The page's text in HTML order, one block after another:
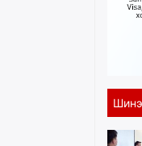
Шинэ